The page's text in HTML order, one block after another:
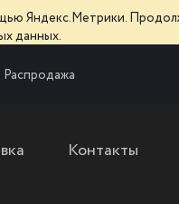
Яндекс.Метрики.
данных.
Распродажа
Контакты